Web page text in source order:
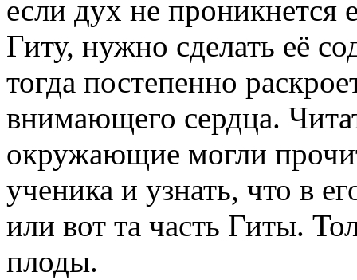
если дух не проникнется
Гиту, нужно сделать её
тогда постепенно
внимающего сердца.
окружающие могли
ученика и узнать, что в
или вот та часть Гиты.
плоды.